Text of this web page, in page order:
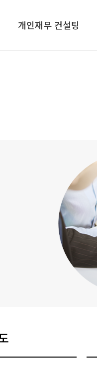
개인재무 컨설팅